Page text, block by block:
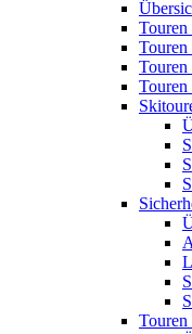
Touren
Touren
Touren
Touren
Touren